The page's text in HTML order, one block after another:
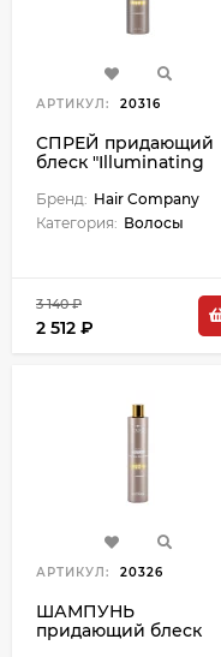
АРТИКУЛ: 20316
СПРЕЙ придающий
блеск "Illuminating
Бренд: Hair Company
Категория: Волосы
3 140 ₽
2 512 ₽
АРТИКУЛ: 20326
ШАМПУНЬ
придающий блеск